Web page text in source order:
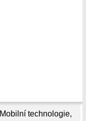
Mobilní technologie,